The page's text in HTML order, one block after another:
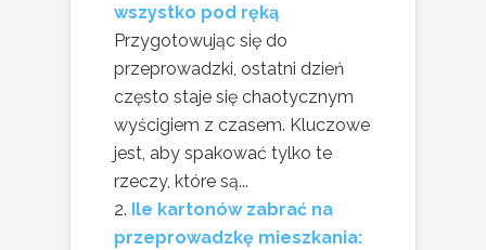
wszystko pod ręką
Przygotowując się do
przeprowadzki, ostatni dzień
często staje się chaotycznym
wyścigiem z czasem. Kluczowe
jest, aby spakować tylko te
rzeczy, które są...
Ile kartonów zabrać na
przeprowadzkę mieszkania: